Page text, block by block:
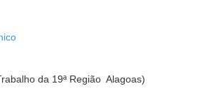
da 19ª Região  Alagoas)